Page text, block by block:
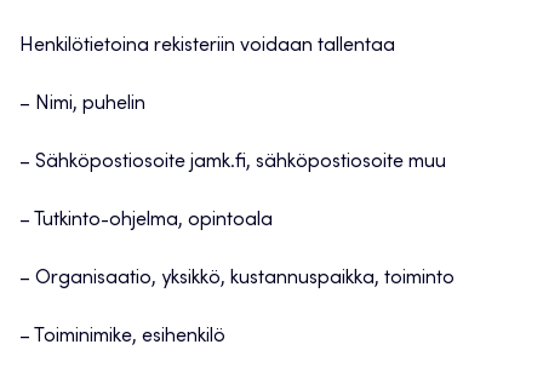
Henkilötietoina rekisteriin voidaan tallentaa
– Nimi, puhelin
– Sähköpostiosoite jamk.fi, sähköpostiosoite muu
– Tutkinto-ohjelma, opintoala
– Organisaatio, yksikkö, kustannuspaikka, toiminto
– Toiminimike, esihenkilö